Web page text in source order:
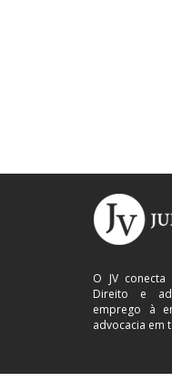
O JV
Direito e
emprego à
advocacia em